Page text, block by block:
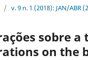
/ v. 9 n. 1 (2018): JAN/ABR
sobre
on the